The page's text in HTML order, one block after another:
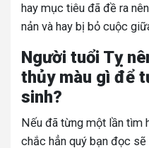
hay mục tiêu đã đề ra
nản và hay bị bỏ cuộc
Người tuổi Tỵ
thủy màu gì để
sinh?
Nếu đã từng một lần tìm
chắc hẳn quý bạn đọc